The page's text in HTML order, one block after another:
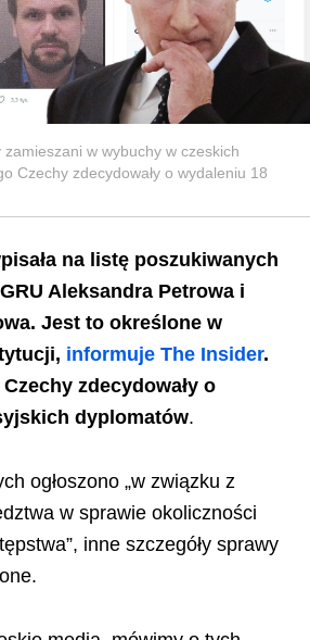
zamieszani w wybuchy w czeskich
Czechy zdecydowały o wydaleniu 18
na listę poszukiwanych
Aleksandra Petrowa i
Jest to określone w
informuje The Insider.
zdecydowały o
dyplomatów.
ogłoszono „w związku z
w sprawie okoliczności
inne szczegóły sprawy